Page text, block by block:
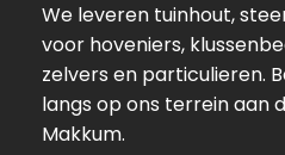
We leveren tuinhout,
voor hoveniers,
zelvers en particulieren.
langs op ons terrein aan
Makkum.